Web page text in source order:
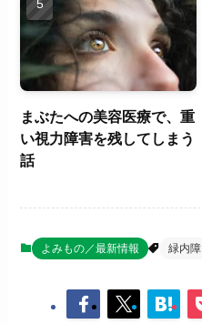
まぶたへの美容医療で、重
い視力障害を残してしまう
話
よみもの／最新情報 緑内障